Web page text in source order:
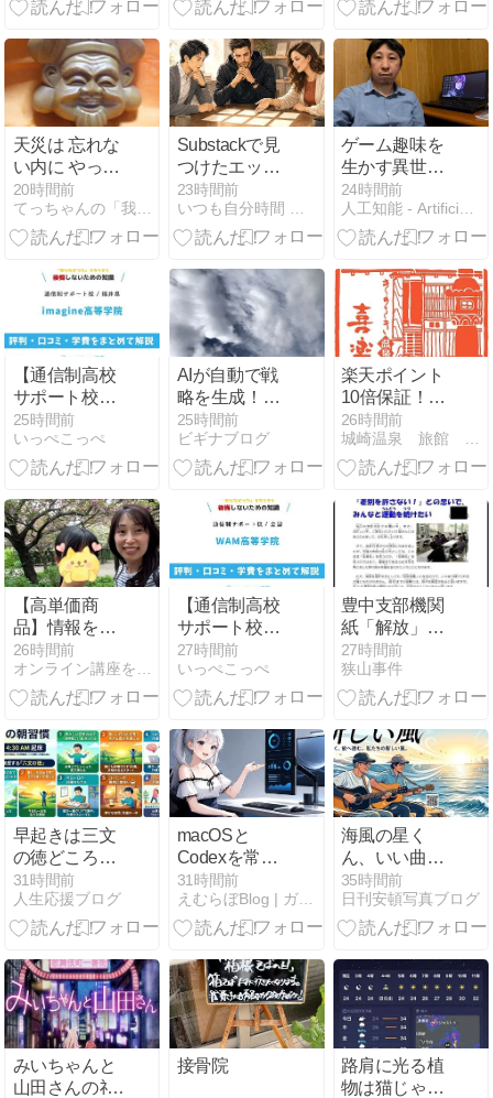
もゼロから確
実に収益化
天災は 忘れな
い内に やって
来る
20時間前
てっちゃんの「我が心の詩(うた)」
Substackで見
つけたエッセ
イ｜今日のエ
ッセイ・ラッ
ク Vol.26
23時間前
いつも自分時間 Geminiと日常
ゲーム趣味を
生かす異世界
おじさんの挑
戦！
24時間前
人工知能 - Artificial Intelligence
【通信制高校
サポート校】
imagine高等学
院の評判は？
学費・福井の
解説
25時間前
いっぺこっぺ
AIが自動で戦
略を生成！
「異国のAI.ス
トラテジービ
ルダー」の特
セール情報
【8月9日ま
25時間前
ビギナブログ
楽天ポイント
10倍保証！得
旅キャンペー
ン★8月6日か
ら！
26時間前
城崎温泉 旅館 喜楽の若旦那ブログ
【高単価商
品】情報を削
るほど「売れ
る講座」にな
る
26時間前
オンライン講座を届けたい女性起業家のための売れる発信×自動化
【通信制高校
サポート校】
WAM高等学院
の評判は？学
費・メタバー
27時間前
いっぺこっぺ
豊中支部機関
紙「解放」第
2273号
27時間前
狭山事件
早起きは三文
の徳どころか
「六文の
徳」！最高の
朝習慣
31時間前
人生応援ブログ
macOSと
Codexを常時
見守るMini
System
Monitor
31時間前
えむらぼBlog | ガジェット諸々を探求するBlogです
海風の星く
ん、いい曲が
できました
ね！「新しい
風」
35時間前
日刊安頓写真ブログ
みいちゃんと
山田さんのﾈｯﾄ
接骨院
路肩に光る植
物は猫じゃら